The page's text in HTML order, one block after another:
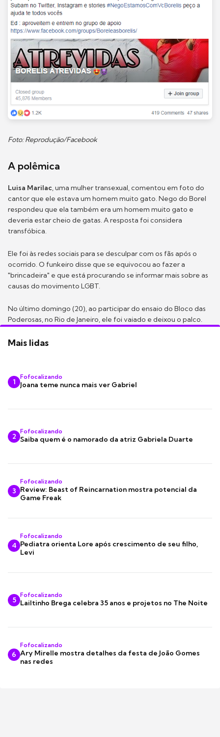
Foto: Reprodução/Facebook
A polêmica
Luisa Marilac, uma mulher transexual, comentou em foto do
cantor que ele estava um homem muito gato. Nego do Borel
respondeu que ela também era um homem muito gato e
deveria estar cheio de gatas. A resposta foi considera
transfóbica.
Ele foi às redes sociais para se desculpar com os fãs após o
ocorrido. O funkeiro disse que se equivocou ao fazer a
"brincadeira" e que está procurando se informar mais sobre as
causas do movimento LGBT.
No último domingo (20), ao participar do ensaio do Bloco das
Poderosas, no Rio de Janeiro, ele foi vaiado e deixou o palco.
Mais lidas
1
Fofocalizando
Joana teme nunca mais ver Gabriel
2
Fofocalizando
Saiba quem é o namorado da atriz Gabriela Duarte
3
Fofocalizando
Review: Beast of Reincarnation mostra potencial da
Game Freak
4
Fofocalizando
Pediatra orienta Lore após crescimento de seu filho,
Levi
5
Fofocalizando
Lailtinho Brega celebra 35 anos e projetos no The Noite
6
Fofocalizando
Ary Mirelle mostra detalhes da festa de João Gomes
nas redes